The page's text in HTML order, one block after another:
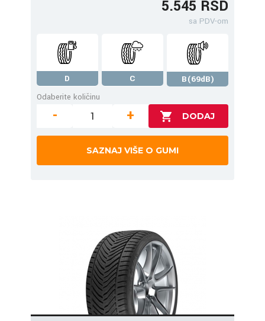
5.545 RSD
sa PDV-om
D C
B(69dB)
Odaberite količinu
- +
SAZNAJ VIŠE O GUMI